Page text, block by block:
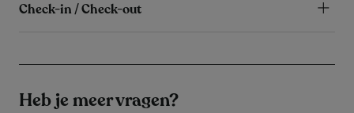
Check-in / Check-out
Heb je meer vragen?